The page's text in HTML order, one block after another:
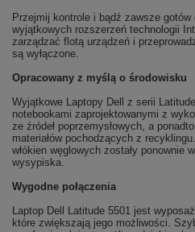
Przejmij kontrole i bądź zawsze gotów
wyjątkowych rozszerzeń technologii
zarządzać flotą urządzeń i
są wyłączone.
Opracowany z myślą o środowisku
Wyjątkowe Laptopy Dell z serii
notebookami zaprojektowanymi z
ze źródeł poprzemysłowych, a
materiałów pochodzących z
włókien węglowych zostały
wysypiska.
Wygodne połączenia
Laptop Dell Latitude 5501 jest
które zwiększają jego możliwości.